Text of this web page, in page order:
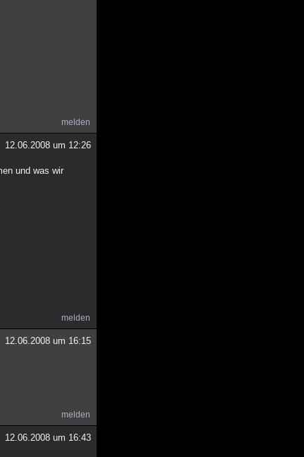
melden
12.06.2008 um 12:26
und was wir
melden
12.06.2008 um 16:15
melden
12.06.2008 um 16:43